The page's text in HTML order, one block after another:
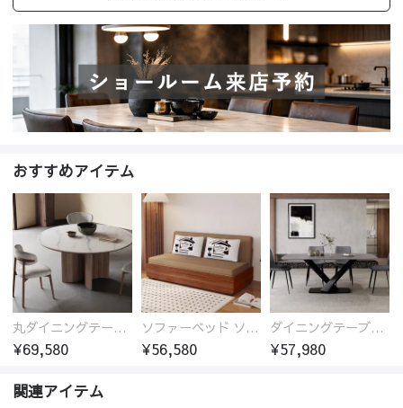
おすすめアイテム
丸ダイニングテーブル セラミック天板 耐熱 キズに強い 丸型 北欧 無垢材 円卓 円型
¥69,580
ソファーベッド ソファベッド 2人 3人掛け 「幅100～180cm」ソファー ソファーベッド 1人掛け 2人掛け 3人掛け 収納付き 北欧 コンパクト-fsx-1005
¥56,580
ダイニングテーブル おしゃれ セラミック天板 大理石柄 食卓 4人用 4人 6人 140cm 160cm 180cm 耐久性 耐熱 食事テーブル
¥57,980
関連アイテム